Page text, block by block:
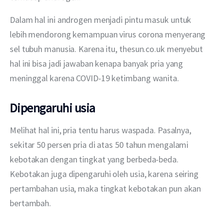
Dalam hal ini androgen menjadi pintu masuk untuk
lebih mendorong kemampuan virus corona menyerang
sel tubuh manusia. Karena itu, thesun.co.uk menyebut
hal ini bisa jadi jawaban kenapa banyak pria yang
meninggal karena COVID-19 ketimbang wanita.
Dipengaruhi usia
Melihat hal ini, pria tentu harus waspada. Pasalnya,
sekitar 50 persen pria di atas 50 tahun mengalami
kebotakan dengan tingkat yang berbeda-beda.
Kebotakan juga dipengaruhi oleh usia, karena seiring
pertambahan usia, maka tingkat kebotakan pun akan
bertambah.